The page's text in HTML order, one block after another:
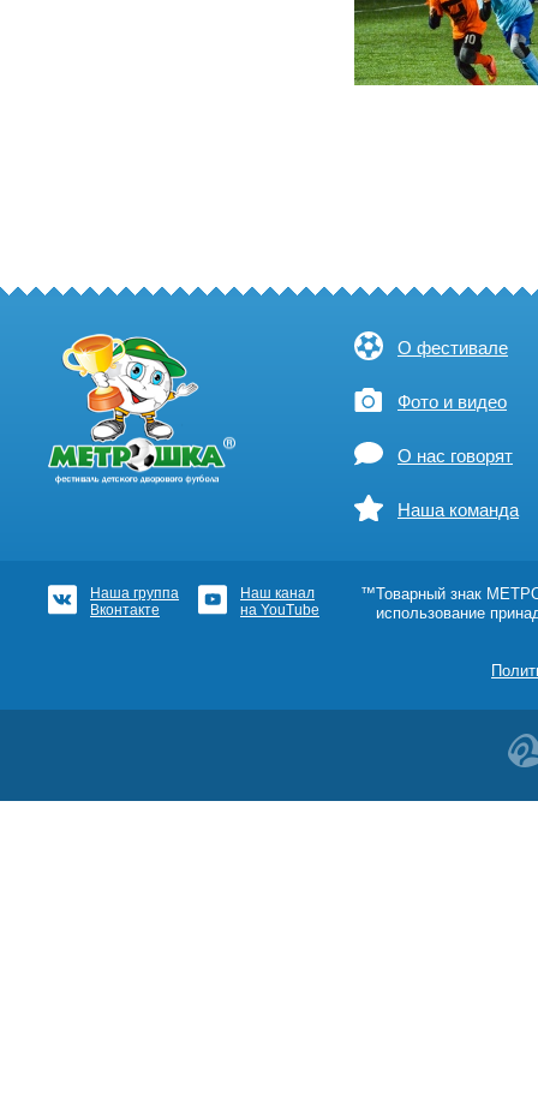
О фестивале
Фото и видео
О нас говорят
Наша команда
Наша группа
Вконтакте
Наш канал
на YouTube
™Товарный знак
использование